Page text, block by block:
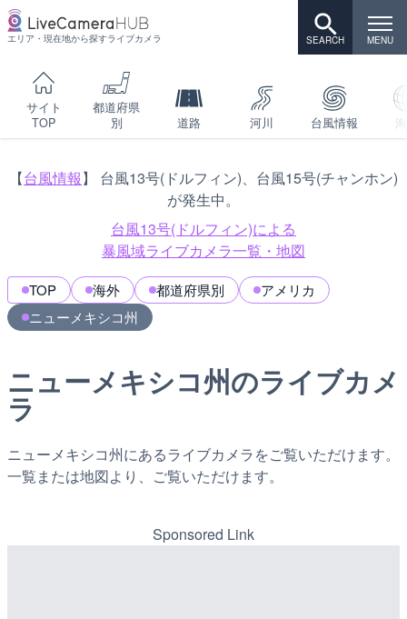
エリア・現在地から探すライブカメラ
サイト
TOP
都道府県
別
道路 河川 台風情報
【台風情報】 台風13号(ドルフィン)、台風15号(チャンホン)
が発生中。
台風13号(ドルフィン)による
暴風域ライブカメラ一覧・地図
TOP 海外 都道府県別
アメリカ
ニューメキシコ州
ニューメキシコ州のライブカメ
ラ
ニューメキシコ州にあるライブカメラをご覧いただけます。
一覧または地図より、ご覧いただけます。
Sponsored Link